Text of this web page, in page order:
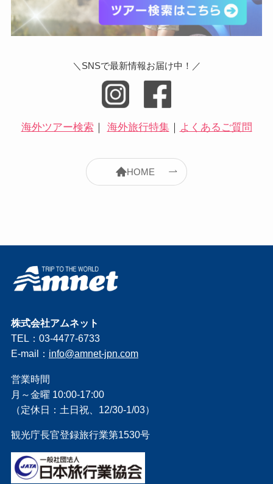
＼SNSで最新情報お届け中！／
海外ツアー検索 ｜ 海外旅行特集｜ よくあるご質問
HOME
株式会社アムネット
TEL：03-4477-6733
E-mail： info@amnet-jpn.com
営業時間
月～金曜 10:00-17:00
（定休日：土日祝、12/30-1/03）
観光庁長官登録旅行業第1530号